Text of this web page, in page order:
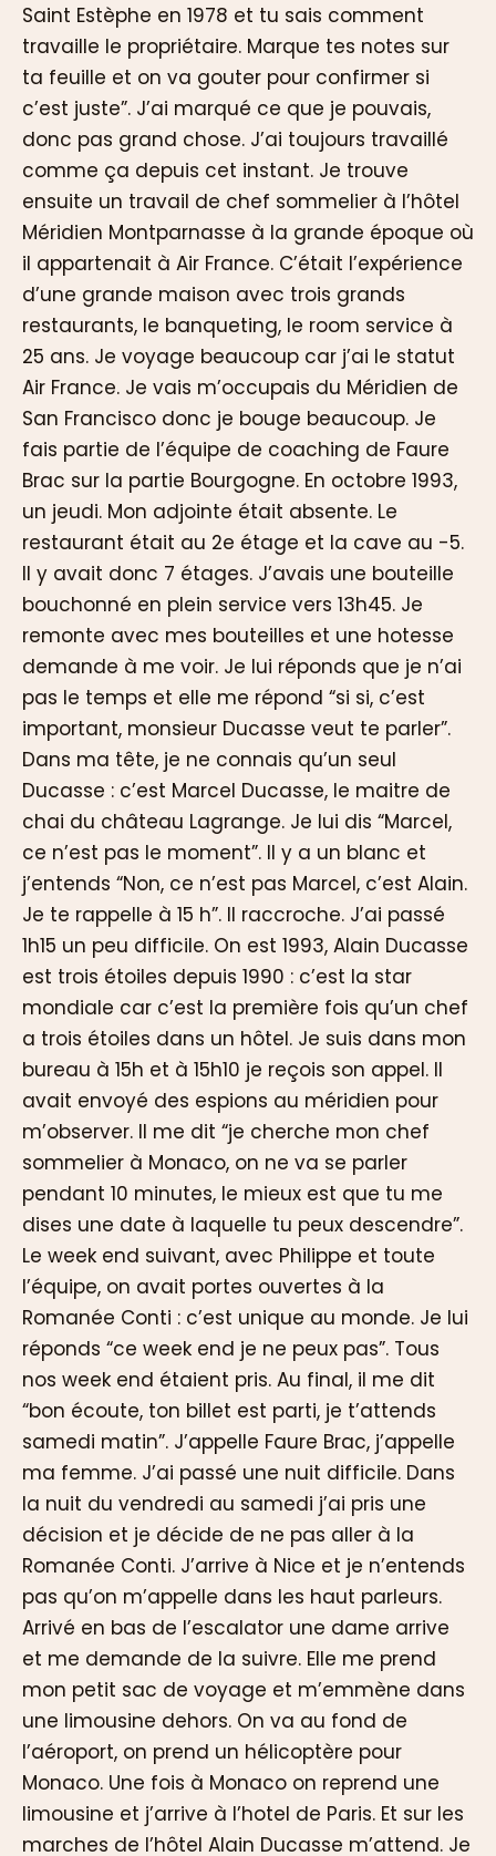
Saint Estèphe en 1978 et tu sais comment
travaille le propriétaire. Marque tes notes sur
ta feuille et on va gouter pour confirmer si
c’est juste”. J’ai marqué ce que je pouvais,
donc pas grand chose. J’ai toujours travaillé
comme ça depuis cet instant. Je trouve
ensuite un travail de chef sommelier à l’hôtel
Méridien Montparnasse à la grande époque où
il appartenait à Air France. C’était l’expérience
d’une grande maison avec trois grands
restaurants, le banqueting, le room service à
25 ans. Je voyage beaucoup car j’ai le statut
Air France. Je vais m’occupais du Méridien de
San Francisco donc je bouge beaucoup. Je
fais partie de l’équipe de coaching de Faure
Brac sur la partie Bourgogne. En octobre 1993,
un jeudi. Mon adjointe était absente. Le
restaurant était au 2e étage et la cave au -5.
Il y avait donc 7 étages. J’avais une bouteille
bouchonné en plein service vers 13h45. Je
remonte avec mes bouteilles et une hotesse
demande à me voir. Je lui réponds que je n’ai
pas le temps et elle me répond “si si, c’est
important, monsieur Ducasse veut te parler”.
Dans ma tête, je ne connais qu’un seul
Ducasse : c’est Marcel Ducasse, le maitre de
chai du château Lagrange. Je lui dis “Marcel,
ce n’est pas le moment”. Il y a un blanc et
j’entends “Non, ce n’est pas Marcel, c’est Alain.
Je te rappelle à 15 h”. Il raccroche. J’ai passé
1h15 un peu difficile. On est 1993, Alain Ducasse
est trois étoiles depuis 1990 : c’est la star
mondiale car c’est la première fois qu’un chef
a trois étoiles dans un hôtel. Je suis dans mon
bureau à 15h et à 15h10 je reçois son appel. Il
avait envoyé des espions au méridien pour
m’observer. Il me dit “je cherche mon chef
sommelier à Monaco, on ne va se parler
pendant 10 minutes, le mieux est que tu me
dises une date à laquelle tu peux descendre”.
Le week end suivant, avec Philippe et toute
l’équipe, on avait portes ouvertes à la
Romanée Conti : c’est unique au monde. Je lui
réponds “ce week end je ne peux pas”. Tous
nos week end étaient pris. Au final, il me dit
“bon écoute, ton billet est parti, je t’attends
samedi matin”. J’appelle Faure Brac, j’appelle
ma femme. J’ai passé une nuit difficile. Dans
la nuit du vendredi au samedi j’ai pris une
décision et je décide de ne pas aller à la
Romanée Conti. J’arrive à Nice et je n’entends
pas qu’on m’appelle dans les haut parleurs.
Arrivé en bas de l’escalator une dame arrive
et me demande de la suivre. Elle me prend
mon petit sac de voyage et m’emmène dans
une limousine dehors. On va au fond de
l’aéroport, on prend un hélicoptère pour
Monaco. Une fois à Monaco on reprend une
limousine et j’arrive à l’hotel de Paris. Et sur les
marches de l’hôtel Alain Ducasse m’attend. Je